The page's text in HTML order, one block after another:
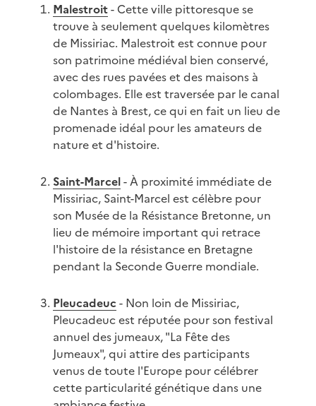
Malestroit- Cette ville pittoresque se
trouve à seulement quelques kilomètres
de Missiriac. Malestroit est connue pour
son patrimoine médiéval bien conservé,
avec des rues pavées et des maisons à
colombages. Elle est traversée par le canal
de Nantes à Brest, ce qui en fait un lieu de
promenade idéal pour les amateurs de
nature et d'histoire.
Saint-Marcel- À proximité immédiate de
Missiriac, Saint-Marcel est célèbre pour
son Musée de la Résistance Bretonne, un
lieu de mémoire important qui retrace
l'histoire de la résistance en Bretagne
pendant la Seconde Guerre mondiale.
Pleucadeuc- Non loin de Missiriac,
Pleucadeuc est réputée pour son festival
annuel des jumeaux, "La Fête des
Jumeaux", qui attire des participants
venus de toute l'Europe pour célébrer
cette particularité génétique dans une